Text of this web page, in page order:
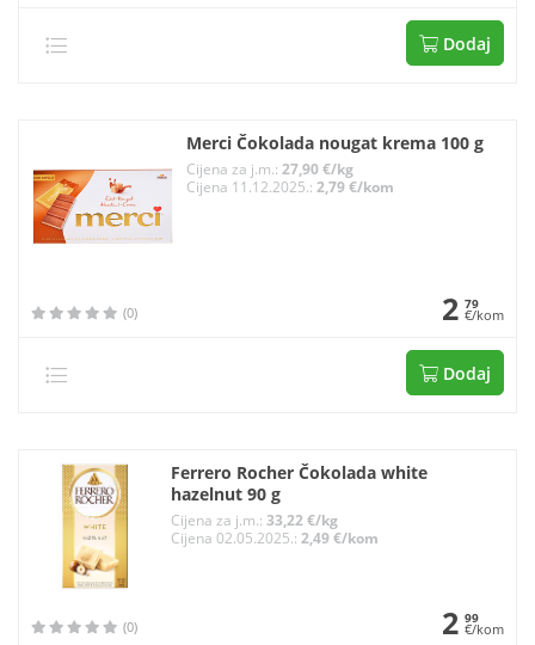
Dodaj
Merci Čokolada nougat krema 100 g
Cijena za j.m.: 27,90 €/kg
Cijena 11.12.2025.: 2,79 €/kom
(0) 2 79
€/kom
Dodaj
Ferrero Rocher Čokolada white
hazelnut 90 g
Cijena za j.m.:33,22 €/kg
Cijena 02.05.2025.:2,49 €/kom
(0) 2 99
€/kom